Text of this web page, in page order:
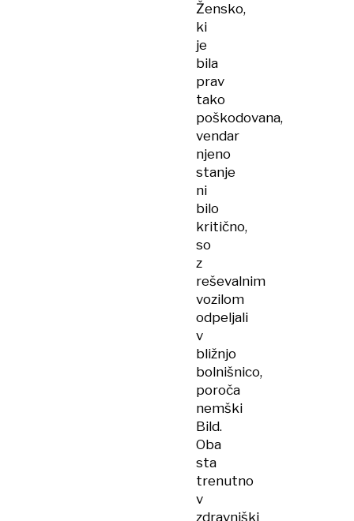
Žensko,
ki
je
bila
prav
tako
poškodovana,
vendar
njeno
stanje
ni
bilo
kritično,
so
z
reševalnim
vozilom
odpeljali
v
bližnjo
bolnišnico,
poroča
nemški
Bild.
Oba
sta
trenutno
v
zdravniški